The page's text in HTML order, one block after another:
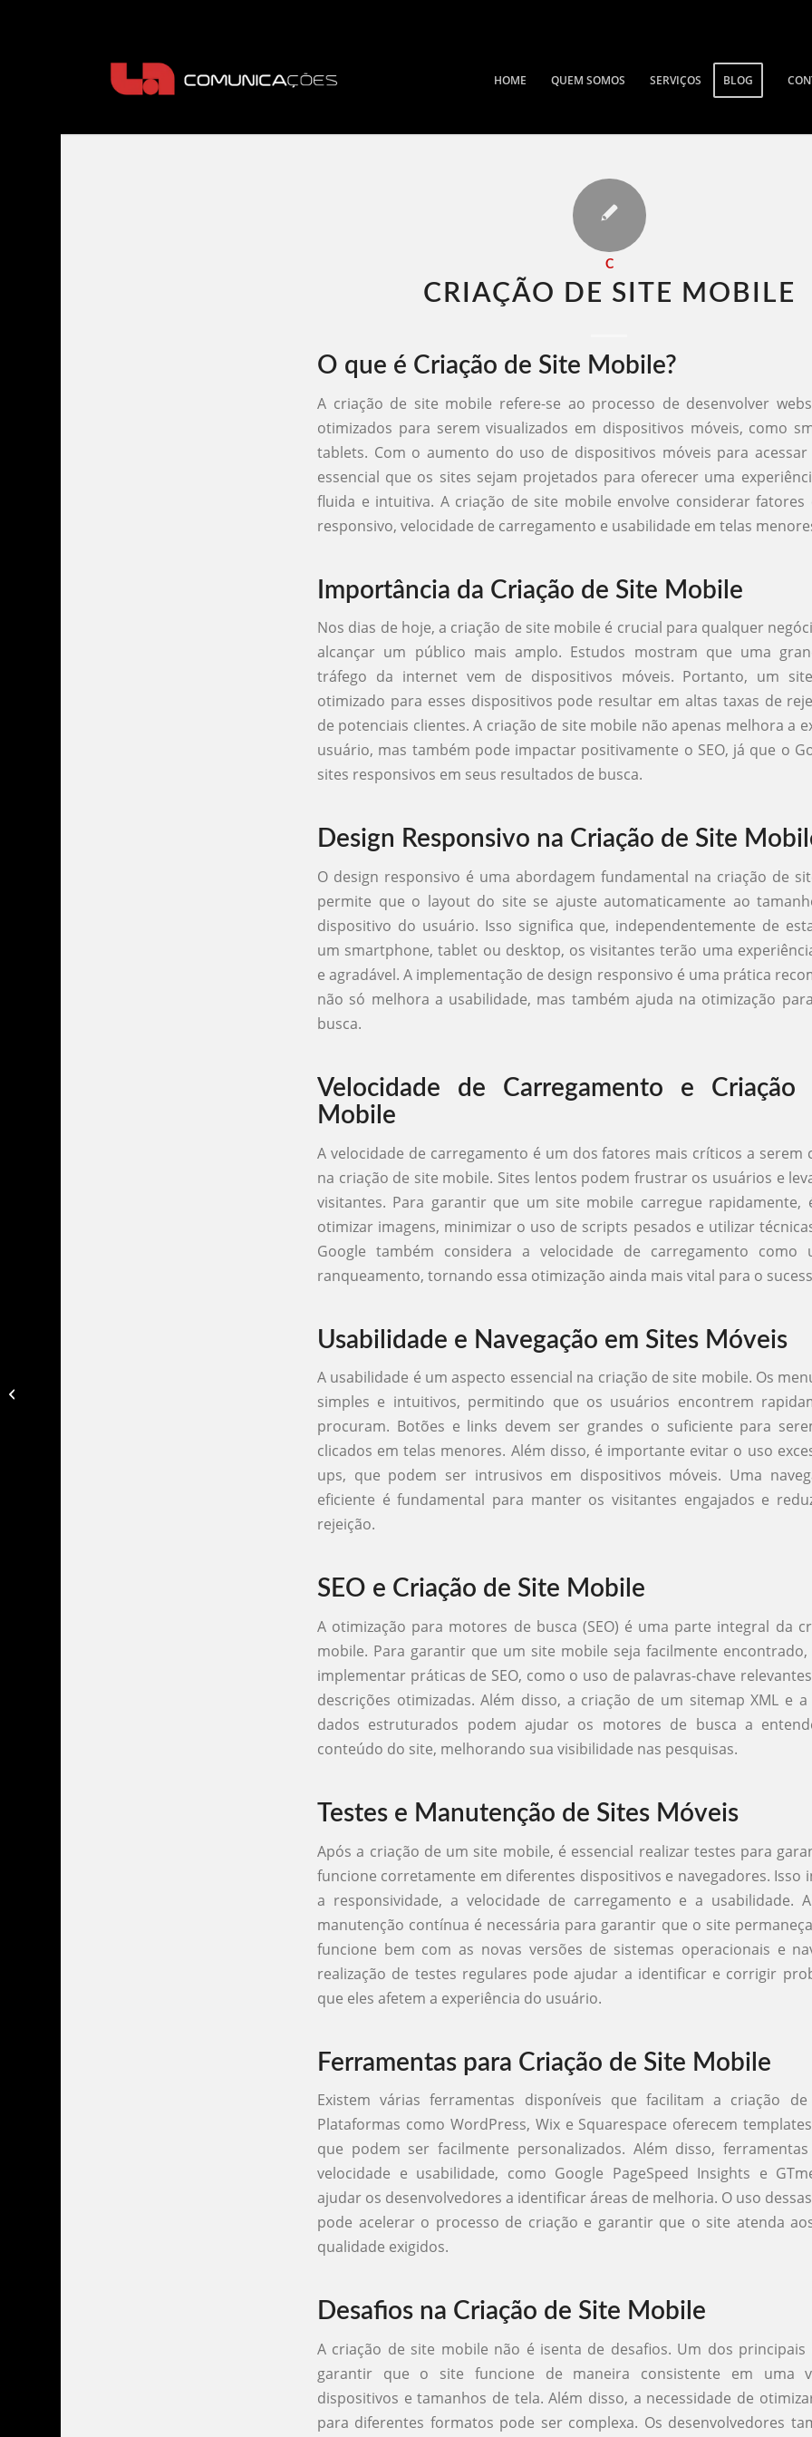
HOME QUEM SOMOS SERVIÇOS BLOG
C
CRIAÇÃO DE SITE MOBILE​
O que é Criação de Site Mobile?
A criação de site mobile refere-se ao processo de desenvolver
otimizados para serem visualizados em dispositivos móveis, como
tablets. Com o aumento do uso de dispositivos móveis para
essencial que os sites sejam projetados para oferecer uma
fluida e intuitiva. A criação de site mobile envolve considerar fatores
responsivo, velocidade de carregamento e usabilidade em telas
Importância da Criação de Site Mobile
Nos dias de hoje, a criação de site mobile é crucial para qualquer
alcançar um público mais amplo. Estudos mostram que uma
tráfego da internet vem de dispositivos móveis. Portanto, um
otimizado para esses dispositivos pode resultar em altas taxas de
de potenciais clientes. A criação de site mobile não apenas melhora a
usuário, mas também pode impactar positivamente o SEO, já que o
sites responsivos em seus resultados de busca.
Design Responsivo na Criação de Site
O design responsivo é uma abordagem fundamental na criação de
permite que o layout do site se ajuste automaticamente ao
dispositivo do usuário. Isso significa que, independentemente de
um smartphone, tablet ou desktop, os visitantes terão uma
e agradável. A implementação de design responsivo é uma prática
não só melhora a usabilidade, mas também ajuda na otimização
busca.
Velocidade de Carregamento e
Mobile
A velocidade de carregamento é um dos fatores mais críticos a serem
na criação de site mobile. Sites lentos podem frustrar os usuários e
visitantes. Para garantir que um site mobile carregue rapidamente,
otimizar imagens, minimizar o uso de scripts pesados e utilizar
Google também considera a velocidade de carregamento
ranqueamento, tornando essa otimização ainda mais vital para o
Usabilidade e Navegação em Sites Móveis
A usabilidade é um aspecto essencial na criação de site mobile. Os
simples e intuitivos, permitindo que os usuários encontrem
procuram. Botões e links devem ser grandes o suficiente para
clicados em telas menores. Além disso, é importante evitar o uso
ups, que podem ser intrusivos em dispositivos móveis. Uma
eficiente é fundamental para manter os visitantes engajados e
rejeição.
SEO e Criação de Site Mobile
A otimização para motores de busca (SEO) é uma parte integral da
mobile. Para garantir que um site mobile seja facilmente encontrado,
implementar práticas de SEO, como o uso de palavras-chave
descrições otimizadas. Além disso, a criação de um sitemap XML e
dados estruturados podem ajudar os motores de busca a
conteúdo do site, melhorando sua visibilidade nas pesquisas.
Testes e Manutenção de Sites Móveis
Após a criação de um site mobile, é essencial realizar testes para
funcione corretamente em diferentes dispositivos e navegadores. Isso
a responsividade, a velocidade de carregamento e a usabilidade.
manutenção contínua é necessária para garantir que o site
funcione bem com as novas versões de sistemas operacionais e
realização de testes regulares pode ajudar a identificar e corrigir
que eles afetem a experiência do usuário.
Ferramentas para Criação de Site Mobile
Existem várias ferramentas disponíveis que facilitam a criação
Plataformas como WordPress, Wix e Squarespace oferecem
que podem ser facilmente personalizados. Além disso,
velocidade e usabilidade, como Google PageSpeed Insights e
ajudar os desenvolvedores a identificar áreas de melhoria. O uso
pode acelerar o processo de criação e garantir que o site atenda
qualidade exigidos.
Desafios na Criação de Site Mobile
A criação de site mobile não é isenta de desafios. Um dos principais
garantir que o site funcione de maneira consistente em uma
dispositivos e tamanhos de tela. Além disso, a necessidade de
para diferentes formatos pode ser complexa. Os desenvolvedores